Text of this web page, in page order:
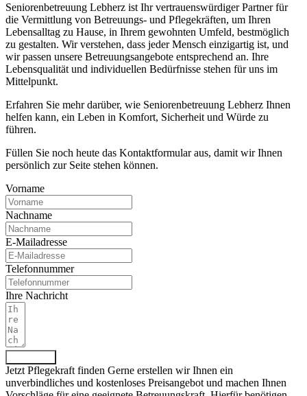
Seniorenbetreuung Lebherz ist Ihr vertrauenswürdiger Partner für
die Vermittlung von Betreuungs- und Pflegekräften, um Ihren
Lebensalltag zu Hause, in Ihrem gewohnten Umfeld, bestmöglich
zu gestalten. Wir verstehen, dass jeder Mensch einzigartig ist, und
wir passen unsere Betreuungsangebote entsprechend an. Ihre
Lebensqualität und individuellen Bedürfnisse stehen für uns im
Mittelpunkt.
Erfahren Sie mehr darüber, wie Seniorenbetreuung Lebherz Ihnen
helfen kann, ein Leben in Komfort, Sicherheit und Würde zu
führen.
Füllen Sie noch heute das Kontaktformular aus, damit wir Ihnen
persönlich zur Seite stehen können.
Vorname
Nachname
E-Mailadresse
Telefonnummer
Ihre Nachricht
Jetzt Pflegekraft finden Gerne erstellen wir Ihnen ein
unverbindliches und kostenloses Preisangebot und machen Ihnen